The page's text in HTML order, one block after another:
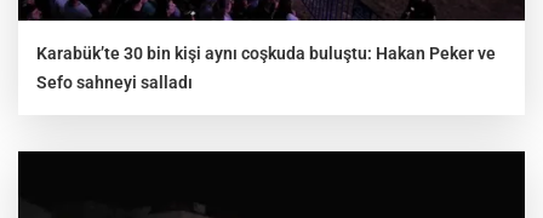
Karabük’te 30 bin kişi aynı coşkuda buluştu: Hakan Peker ve
Sefo sahneyi salladı